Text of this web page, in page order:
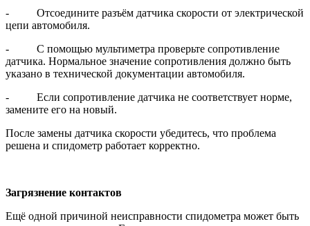
- Отсоедините разъём датчика скорости от электрической
цепи автомобиля.
- С помощью мультиметра проверьте сопротивление
датчика. Нормальное значение сопротивления должно быть
указано в технической документации автомобиля.
- Если сопротивление датчика не соответствует норме,
замените его на новый.
После замены датчика скорости убедитесь, что проблема
решена и спидометр работает корректно.
Загрязнение контактов
Ещё одной причиной неисправности спидометра может быть